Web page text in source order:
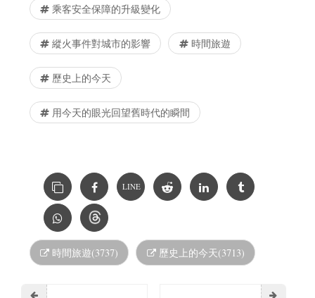
乘客安全保障的升級變化
縱火事件對城市的影響 時間旅遊
歷史上的今天
用今天的眼光回望舊時代的瞬間
LINE
時間旅遊(3737) 歷史上的今天(3713)